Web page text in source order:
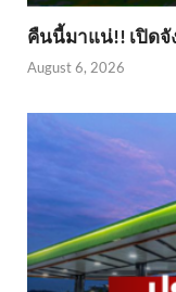
คืนนี้มาแน่!! เปิดจั
August 6, 2026